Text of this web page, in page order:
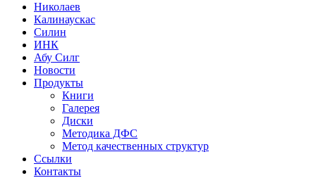
Николаев
Калинаускас
Силин
ИНК
Абу Силг
Новости
Продукты
Книги
Галерея
Диски
Методика ДФС
Метод качественных структур
Ссылки
Контакты